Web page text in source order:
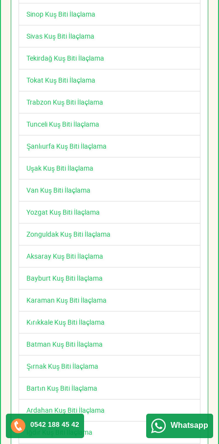
Sinop Kuş Biti İlaçlama
Sivas Kuş Biti İlaçlama
Tekirdağ Kuş Biti İlaçlama
Tokat Kuş Biti İlaçlama
Trabzon Kuş Biti İlaçlama
Tunceli Kuş Biti İlaçlama
Şanlıurfa Kuş Biti İlaçlama
Uşak Kuş Biti İlaçlama
Van Kuş Biti İlaçlama
Yozgat Kuş Biti İlaçlama
Zonguldak Kuş Biti İlaçlama
Aksaray Kuş Biti İlaçlama
Bayburt Kuş Biti İlaçlama
Karaman Kuş Biti İlaçlama
Kırıkkale Kuş Biti İlaçlama
Batman Kuş Biti İlaçlama
Şırnak Kuş Biti İlaçlama
Bartın Kuş Biti İlaçlama
Ardahan Kuş Biti İlaçlama
Iğdır Kuş Biti İlaçlama
0542 188 45 42 Whatsapp